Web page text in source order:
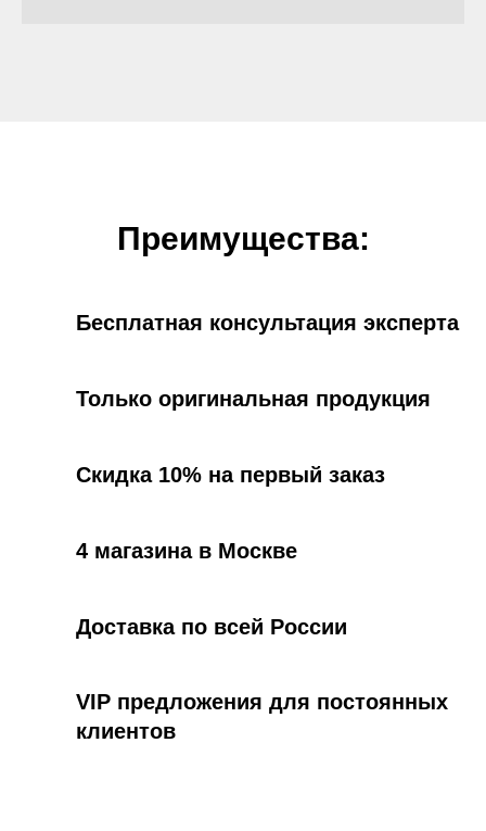
Преимущества:
Бесплатная консультация эксперта
Только оригинальная продукция
Скидка 10% на первый заказ
4 магазина в Москве
Доставка по всей России
VIP предложения для постоянных
клиентов